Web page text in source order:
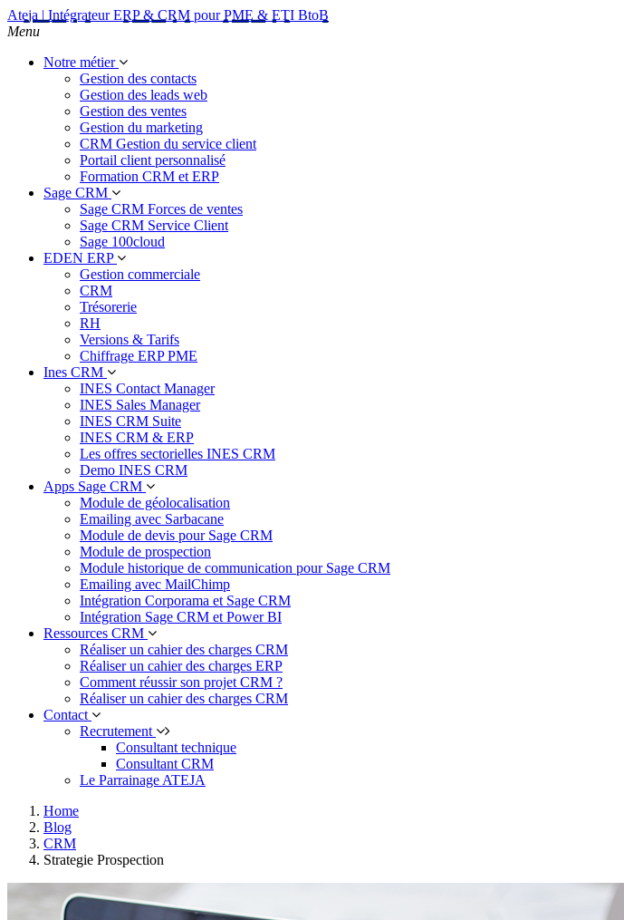
Ateja | Intégrateur ERP & CRM pour PME & ETI BtoB
Menu
Notre métier
Gestion des contacts
Gestion des leads web
Gestion des ventes
Gestion du marketing
CRM Gestion du service client
Portail client personnalisé
Formation CRM et ERP
Sage CRM
Sage CRM Forces de ventes
Sage CRM Service Client
Sage 100cloud
EDEN ERP
Gestion commerciale
CRM
Trésorerie
RH
Versions & Tarifs
Chiffrage ERP PME
Ines CRM
INES Contact Manager
INES Sales Manager
INES CRM Suite
INES CRM & ERP
Les offres sectorielles INES CRM
Demo INES CRM
Apps Sage CRM
Module de géolocalisation
Emailing avec Sarbacane
Module de devis pour Sage CRM
Module de prospection
Module historique de communication pour Sage CRM
Emailing avec MailChimp
Intégration Corporama et Sage CRM
Intégration Sage CRM et Power BI
Ressources CRM
Réaliser un cahier des charges CRM
Réaliser un cahier des charges ERP
Comment réussir son projet CRM ?
Réaliser un cahier des charges CRM
Contact
Recrutement
Consultant technique
Consultant CRM
Le Parrainage ATEJA
Home
Blog
CRM
Strategie Prospection